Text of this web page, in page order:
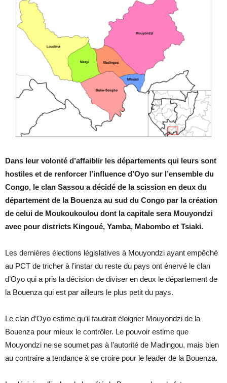
Dans leur volonté d’affaiblir les départements qui leurs sont
hostiles et de renforcer l’influence d’Oyo sur l’ensemble du
Congo, le clan Sassou a décidé de la scission en deux du
département de la Bouenza au sud du Congo par la création
de celui de Moukoukoulou dont la capitale sera Mouyondzi
avec pour districts Kingoué, Yamba, Mabombo et Tsiaki.
Les dernières élections législatives à Mouyondzi ayant empêché
au PCT de tricher à l’instar du reste du pays ont énervé le clan
d’Oyo qui a pris la décision de diviser en deux le département de
la Bouenza qui est par ailleurs le plus petit du pays.
Le clan d’Oyo estime qu’il faudrait éloigner Mouyondzi de la
Bouenza pour mieux le contrôler. Le pouvoir estime que
Mouyondzi ne se soumet pas à l’autorité de Madingou, mais bien
au contraire a tendance à se croire pour le leader de la Bouenza.